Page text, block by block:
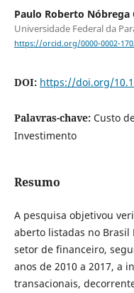
Paulo Roberto Nóbrega
Universidade Federal da
https://orcid.org/0000-0002-
DOI: https://doi.org/
Palavras-chave: Custo
Investimento
Resumo
A pesquisa objetivou
aberto listadas no Brasil
setor de financeiro,
anos de 2010 a 2017, a
transacionais,